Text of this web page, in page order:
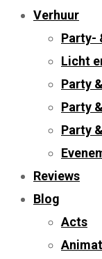
Verhuur
Party-
Licht
Party
Party
Party
Reviews
Blog
Acts